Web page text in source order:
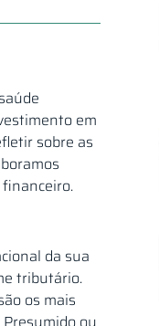
em
sobre as
da sua
tributário.
os mais